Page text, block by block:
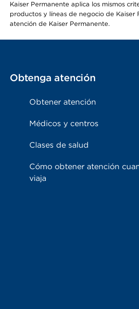
Kaiser Permanente aplica los mismos
productos y líneas de negocio de Kaiser
atención de Kaiser Permanente.
Obtenga atención
Obtener atención
Médicos y centros
Clases de salud
Cómo obtener atención
viaja